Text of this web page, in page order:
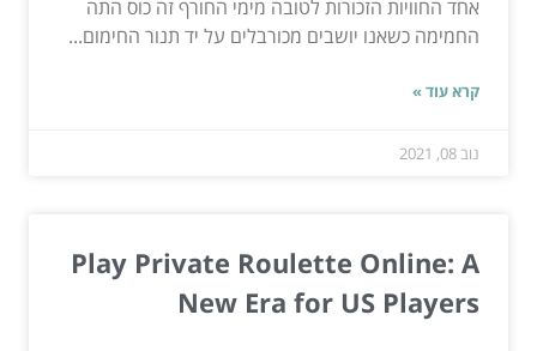
אחד החוויות הזכורות לטובה מימי החורף זה כוס התה
החמימה כשאנו יושבים מכורבלים על יד תנור החימום...
קרא עוד »
נוב 08, 2021
Play Private Roulette Online: A
New Era for US Players